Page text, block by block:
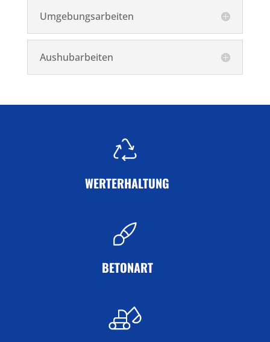
Umgebungsarbeiten
Aushubarbeiten
WERTERHALTUNG
BETONART